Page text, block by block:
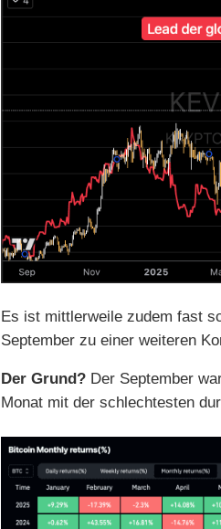
Es ist mittlerweile zudem fast
September zu einer weiteren
Der Grund? Der September
Monat mit der schlechtesten